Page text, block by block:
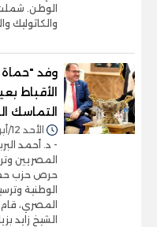
الوطن. شملت
والكاثوليك
وفد "حماة
الأقباط
التماسك
الأحد 12/أبريل/2026 - 08:54 م
- د. أحمد
المصريين
حرص حزب
الوطنية
المصري،
الشيخ زايد